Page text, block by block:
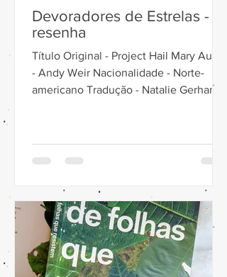
Devoradores de Estrelas -
resenha
Título Original - Project Hail Mary Autor
- Andy Weir Nacionalidade - Norte-
americano Tradução - Natalie Gerhardt